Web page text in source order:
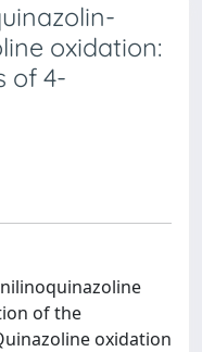
oxidation:
of 4-
of the
oxidation